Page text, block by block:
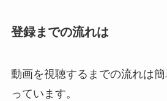
登録までの流れは
動画を視聴するまでの流れは
っています。